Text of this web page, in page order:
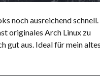
noch ausreichend schnell.
originales Arch Linux zu
gut aus. Ideal für mein altes